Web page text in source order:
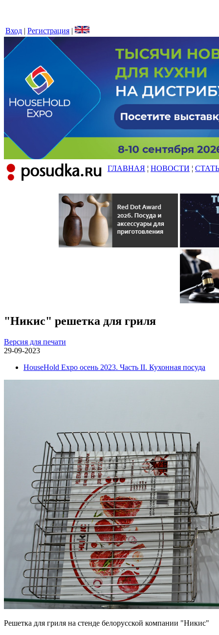
Вход | Регистрация |
ГЛАВНАЯ ¦ НОВОСТИ ¦
"Никис" решетка для гриля
Версия для печати
29-09-2023
HouseHold Expo осень 2023. Часть II. Кухонная посуда
Решетка для гриля на стенде белорусской компании "Никис"